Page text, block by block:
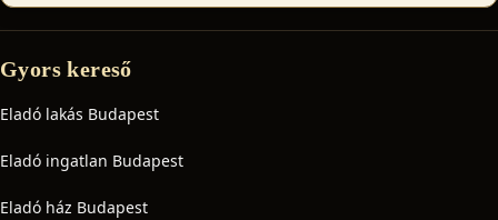
Gyors kereső
Eladó lakás Budapest
Eladó ingatlan Budapest
Eladó ház Budapest